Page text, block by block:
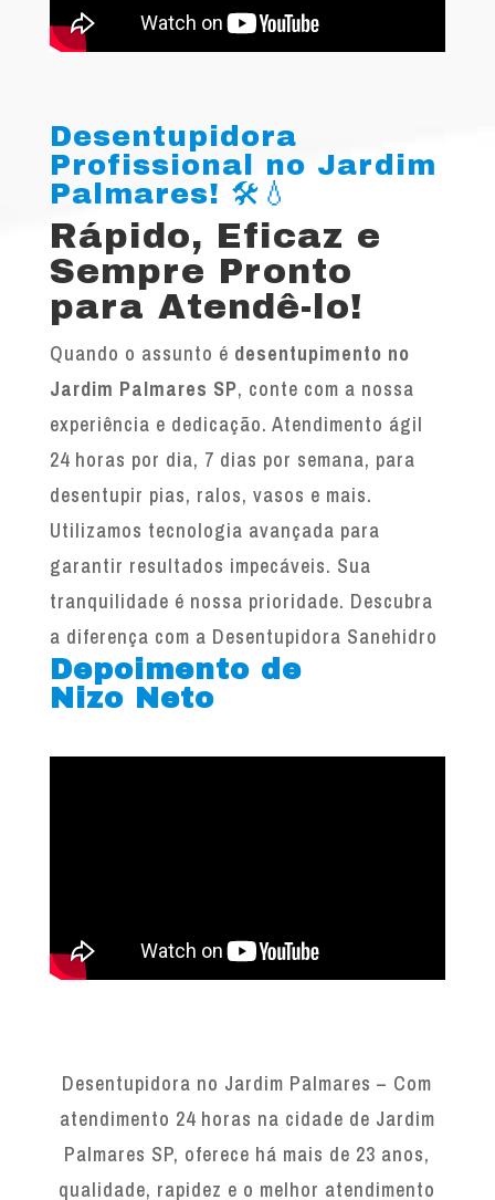
Desentupidora
Profissional no Jardim
Palmares! 🛠️💧
Rápido, Eficaz e
Sempre Pronto
para Atendê-lo!
Quando o assunto é desentupimento no
Jardim Palmares SP, conte com a nossa
experiência e dedicação. Atendimento ágil
24 horas por dia, 7 dias por semana, para
desentupir pias, ralos, vasos e mais.
Utilizamos tecnologia avançada para
garantir resultados impecáveis. Sua
tranquilidade é nossa prioridade. Descubra
a diferença com a Desentupidora Sanehidro
Depoimento de
Nizo Neto
Desentupidora no Jardim Palmares – Com
atendimento 24 horas na cidade de Jardim
Palmares SP, oferece há mais de 23 anos,
qualidade, rapidez e o melhor atendimento